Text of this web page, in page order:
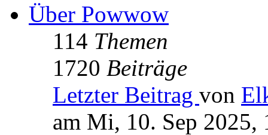
Über Powwow
114 Themen
1720 Beiträge
Letzter Beitrag von
am Mi, 10. Sep 2025,